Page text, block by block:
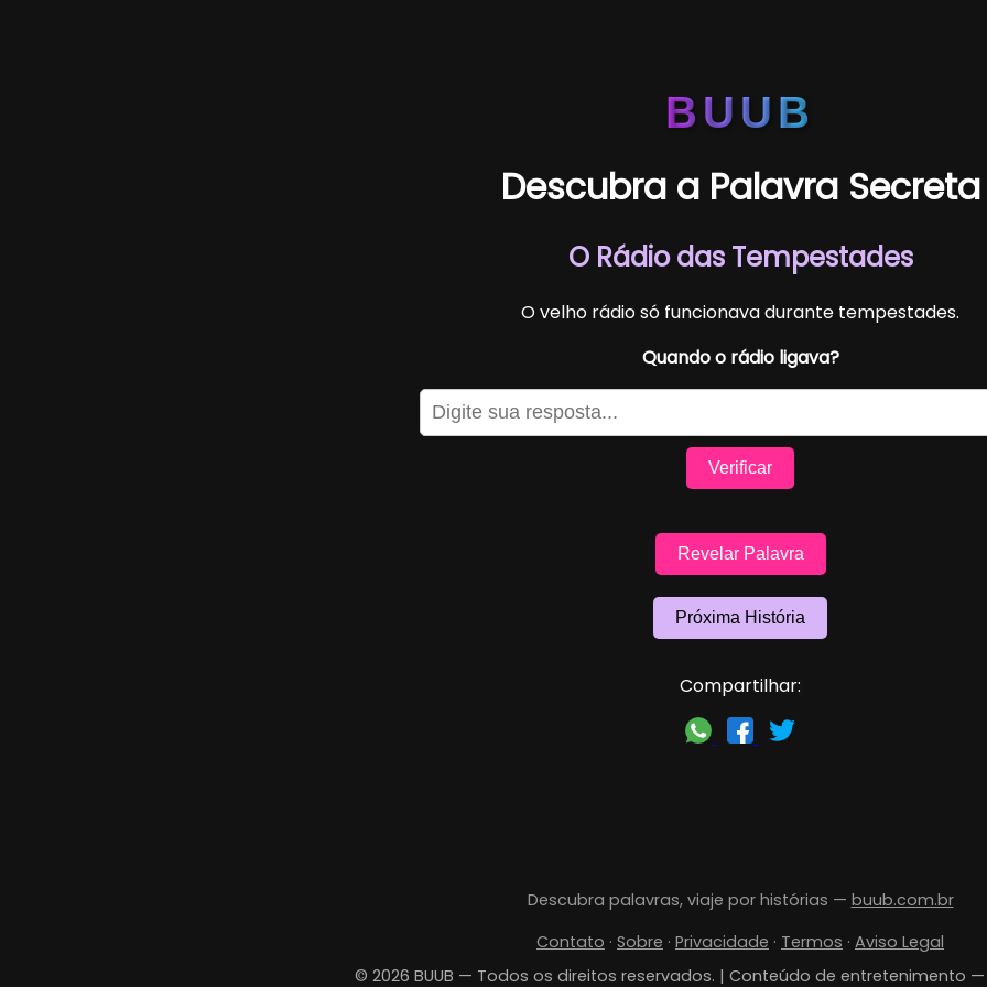
BUUB
Descubra a Palavra Secreta
O Rádio das Tempestades
O velho rádio só funcionava durante tempestades.
Quando o rádio ligava?
Verificar
Revelar Palavra
Próxima História
Compartilhar:
Descubra palavras, viaje por histórias — buub.com.br
Contato · Sobre · Privacidade · Termos · Aviso Legal
© 2026 BUUB — Todos os direitos reservados. | Conteúdo de entretenimento